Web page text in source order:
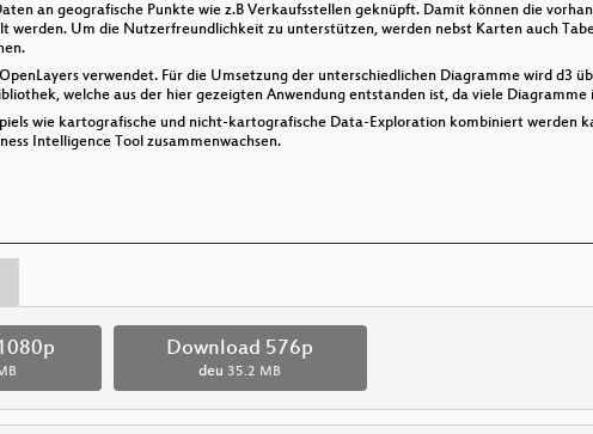
an geografische Punkte wie z.B Verkaufsstellen geknüpft. Damit können die
werden. Um die Nutzerfreundlichkeit zu unterstützen, werden nebst Karten auch
verwendet. Für die Umsetzung der unterschiedlichen Diagramme wird d3
welche aus der hier gezeigten Anwendung entstanden ist, da viele Diagramme
wie kartografische und nicht-kartografische Data-Exploration kombiniert werden
Intelligence Tool zusammenwachsen.
Download 576p
deu 35.2 MB